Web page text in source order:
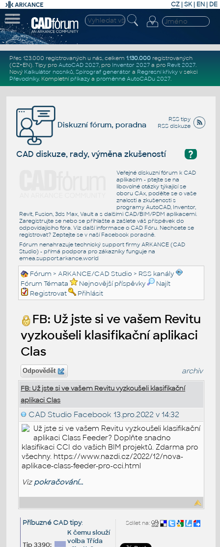
CZ | SK| EN | DE
Přes 123.000 registrovaných u nás, celkem 1.130.000registrovaných
(CZ+EN). Tipy pro AutoCAD 2027, pro Inventor 2027a pro Revit 2027.
Nový Kalkulátor nosníků, Spirograf generátor a Regresní křivkyv sekci
Převodníky. Kompletní příkazya proměnné AutoCADu 2027.
RSS tipy
RSS diskuze
Diskuzní fórum, poradna
?
CAD diskuze, rady, výměna zkušeností
Veřejné diskuzní fórum k CAD
aplikacím - ptejte se na
libovolné otázky týkající se
oboru CAx, podělte se o vaše
znalosti a zkušenosti s
programy AutoCAD, Inventor,
Revit, Fusion, 3ds Max, Vault a s dalšími CAD/BIM/PDM aplikacemi.
Zaregistrujte se nebo se přihlašte a zašlete váš příspěvek do
odpovídajícího fóra. Viz další informace o CAD Fóru. Nechcete se
registrovat? Zeptejte se v naší Facebook poradně.
Fórum nenahrazuje technický support firmy ARKANCE (CAD
Studio) - přímá podpora pro zákazníky funguje na
emea.support.arkance.world
Fórum >ARKANCE/CAD Studio > RSS kanály
Fórum Témata
Nejnovější příspěvky
Najít
Registrovat
Přihlásit
FB: Už jste si ve vašem Revitu
vyzkoušeli klasifikační aplikaci
Clas
Odpovědět archiv
FB: Už jste si ve vašem Revitu vyzkoušeli klasifikační
aplikaci Clas
CAD Studio Facebook 13.pro.2022 v 14:32
Už jste si ve vašem Revitu vyzkoušeli klasifikační
aplikaci Class Feeder? Doplňte snadno
klasifikaci CCI do vašich BIM projektů. Zdarma pro
všechny. https://www.nazdi.cz/2022/12/nova-
aplikace-class-feeder-pro-cci.html
Viz pokračování...
Sdílet na:
Příbuzné CAD tipy:
Tip 3390:
K čemu slouží
volba Třída